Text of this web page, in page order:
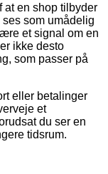
at en shop tilbyder
som umådelig
et signal om en
ikke desto
som passer på
eller betalinger
et
du ser en
tidsrum.